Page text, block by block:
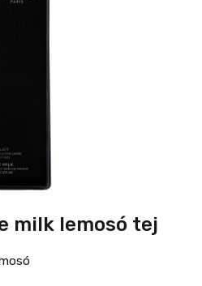
milk lemosó tej